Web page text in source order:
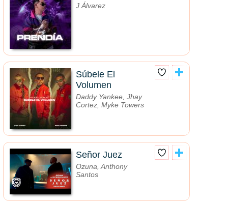
J Álvarez
Súbele El
Volumen
Daddy Yankee, Jhay
Cortez, Myke Towers
Señor Juez
Ozuna, Anthony
Santos